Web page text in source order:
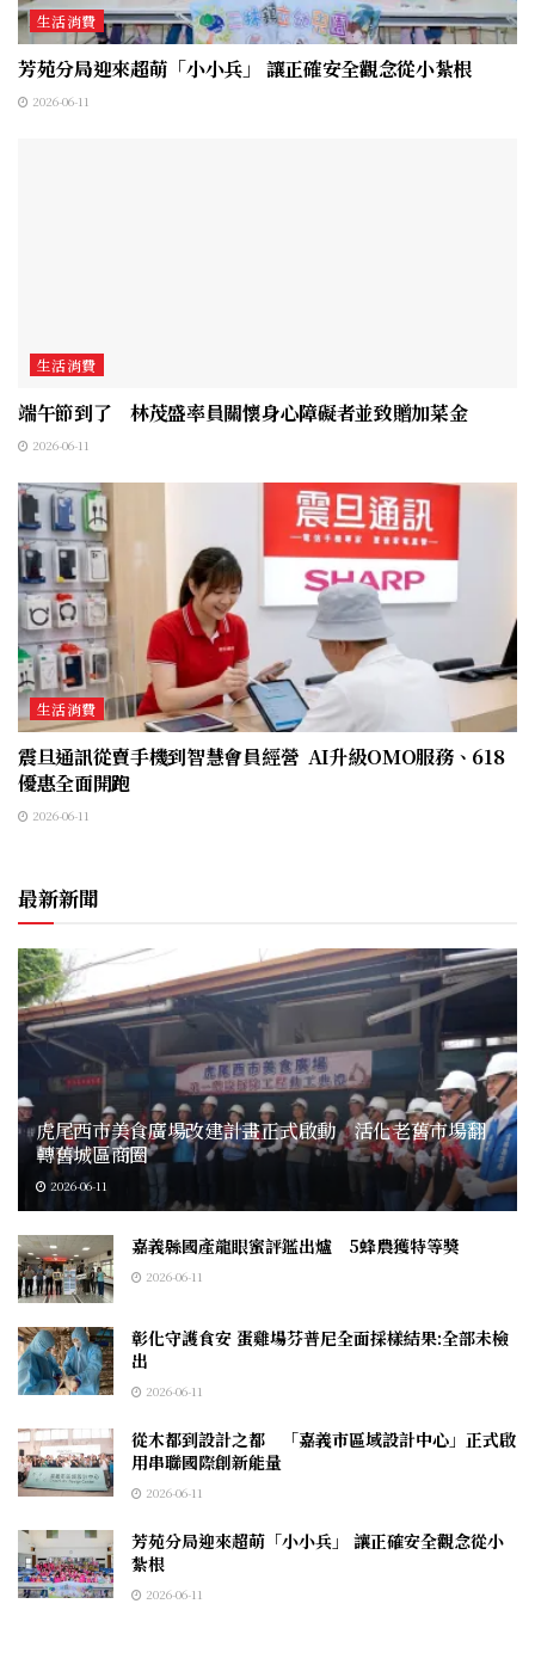
生活消費
芳苑分局迎來超萌「小小兵」 讓正確安全觀念從小紮根
2026-06-11
生活消費
端午節到了 林茂盛率員關懷身心障礙者並致贈加菜金
2026-06-11
生活消費
震旦通訊從賣手機到智慧會員經營 AI升級OMO服務、618
優惠全面開跑
2026-06-11
最新新聞
虎尾西市美食廣場改建計畫正式啟動 活化老舊市場翻
轉舊城區商圈
2026-06-11
嘉義縣國產龍眼蜜評鑑出爐 5蜂農獲特等獎
2026-06-11
彰化守護食安 蛋雞場芬普尼全面採樣結果:全部未檢
出
2026-06-11
從木都到設計之都 「嘉義市區域設計中心」正式啟
用串聯國際創新能量
2026-06-11
芳苑分局迎來超萌「小小兵」 讓正確安全觀念從小
紮根
2026-06-11